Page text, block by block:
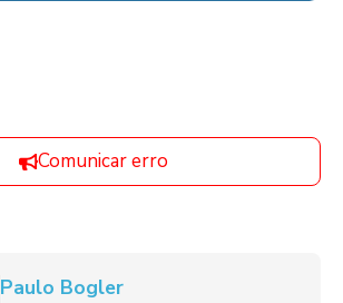
Comunicar erro
Paulo Bogler